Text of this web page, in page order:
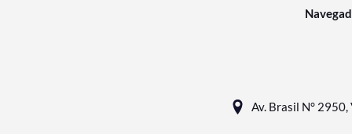
Av. Brasil N° 2950,